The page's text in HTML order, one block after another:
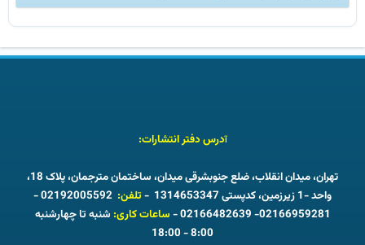
آدرس دفتر انتشارات:
تهران، میدان انقلاب، ضلع جنوبشرقی میدان، ساختمان مترجمان، پلاک 18،
واحد -1 زیرزمین، کدپستی 1314653347 -
تلفن:
02192005592 -
02166959281- 02166482639 -
ساعات کاری: شنبه تا چهارشنبه
8:00 - 18:00